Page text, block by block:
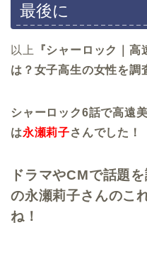
最後に
以上
『シャーロック｜
は？女子高生の女性を調
シャーロック6話で高遠
は永瀬莉子さんでした！
ドラマやCMで話題
の永瀬莉子さんのこ
ね！